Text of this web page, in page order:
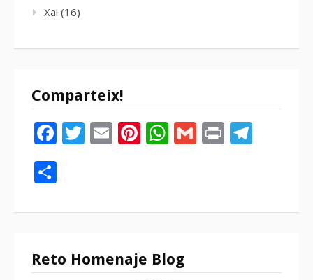
Xai (16)
Comparteix!
Facebook
Twitter
EmailPinterest
WhatsApp
Gmail
Print
Reto Homenaje Blog